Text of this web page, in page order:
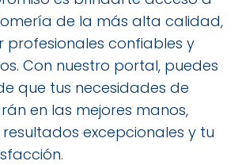
de la más alta calidad,
profesionales confiables y
Con nuestro portal, puedes
que tus necesidades de
en las mejores manos,
excepcionales y tu